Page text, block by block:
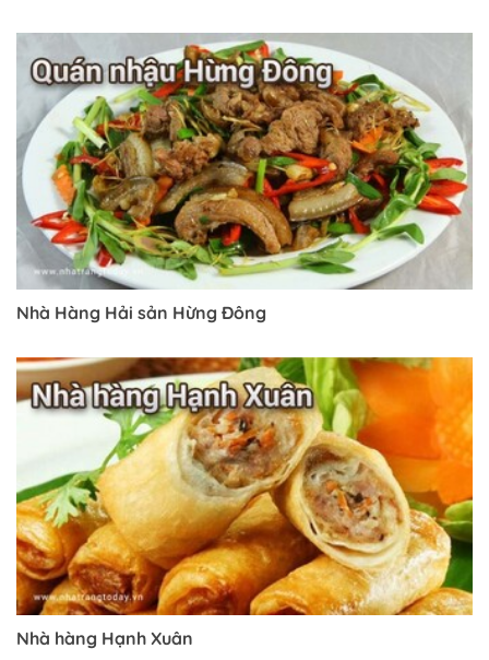
Nhà Hàng Hải sản Hừng Đông
Nhà hàng Hạnh Xuân